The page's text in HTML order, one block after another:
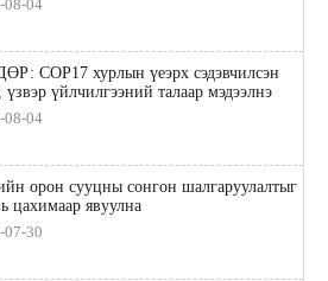
08-04
COP17 хурлын үеэрх сэдэвчилсэн
үзвэр үйлчилгээний талаар мэдээлнэ
08-04
орон сууцны сонгон шалгаруулалтыг
цахимаар явуулна
07-30